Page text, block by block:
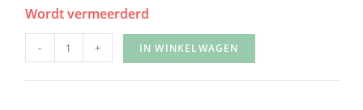
- + IN WINKELWAGEN